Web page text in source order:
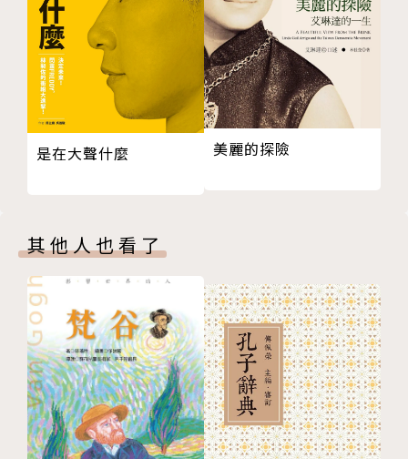
頒漢娜鄂蘭政治思想獎（Hannah Arendt Prize for P
olitical Thought）；2009獲頒歐威爾獎（Orwell P
rize）終身成就特別獎，以表彰他對英國政治寫作的貢
獻。
譯者簡介
台大哲學碩士，德國杜賓根大學古典文獻學碩士，
人》（時報）、《魔法師的年代》（商周）、《山屋憶
往》（左岸）等書。
是在大聲什麼 美麗的探險
其他人也看了